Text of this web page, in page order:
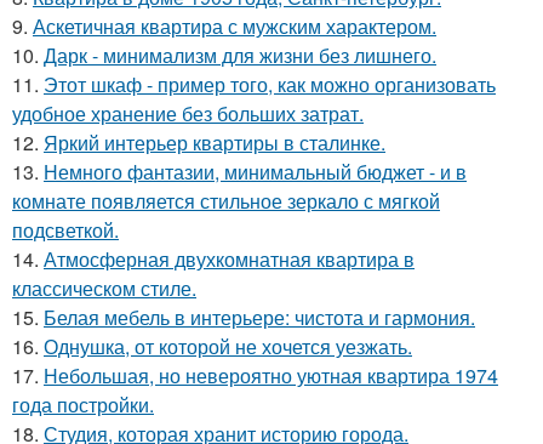
9. Аскетичная квартира с мужским характером.
10. Дарк - минимализм для жизни без лишнего.
11. Этот шкаф - пример того, как можно организовать
удобное хранение без больших затрат.
12. Яркий интерьер квартиры в сталинке.
13. Немного фантазии, минимальный бюджет - и в
комнате появляется стильное зеркало с мягкой
подсветкой.
14. Атмосферная двухкомнатная квартира в
классическом стиле.
15. Белая мебель в интерьере: чистота и гармония.
16. Однушка, от которой не хочется уезжать.
17. Небольшая, но невероятно уютная квартира 1974
года постройки.
18. Студия, которая хранит историю города.